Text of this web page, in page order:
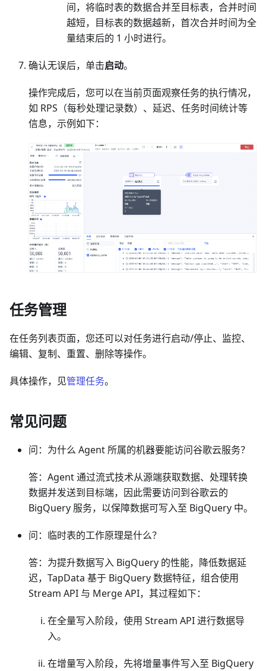
间，将临时表的数据合并至目标表，合并时间
越短，目标表的数据越新，首次合并时间为全
量结束后的 1 小时进行。
确认无误后，单击启动。
操作完成后，您可以在当前页面观察任务的执行情况，
如 RPS（每秒处理记录数）、延迟、任务时间统计等
信息，示例如下：
任务管理
在任务列表页面，您还可以对任务进行启动/停止、监控、
编辑、复制、重置、删除等操作。
具体操作，见管理任务。
常见问题
问：为什么 Agent 所属的机器要能访问谷歌云服务？
答：Agent 通过流式技术从源端获取数据、处理转换
数据并发送到目标端，因此需要访问到谷歌云的
BigQuery 服务，以保障数据可写入至 BigQuery 中。
问：临时表的工作原理是什么？
答：为提升数据写入 BigQuery 的性能，降低数据延
迟，TapData 基于 BigQuery 数据特征，组合使用
Stream API 与 Merge API，其过程如下：
在全量写入阶段，使用 Stream API 进行数据导
入。
在增量写入阶段，先将增量事件写入至 BigQuery